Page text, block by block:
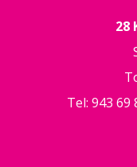
28
Tel: 943 69